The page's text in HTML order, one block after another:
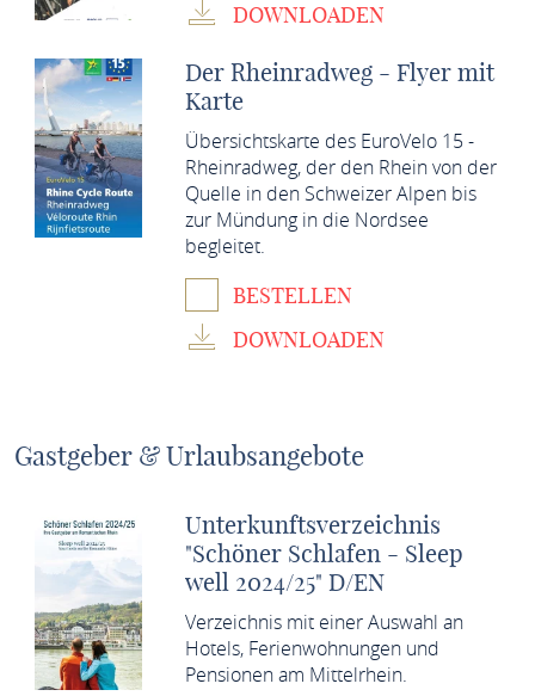
DOWNLOADEN
Der Rheinradweg - Flyer mit
Karte
Übersichtskarte des EuroVelo 15 -
Rheinradweg, der den Rhein von der
Quelle in den Schweizer Alpen bis
zur Mündung in die Nordsee
begleitet.
BESTELLEN
DOWNLOADEN
Gastgeber & Urlaubsangebote
Unterkunftsverzeichnis
"Schöner Schlafen - Sleep
well 2024/25" D/EN
Verzeichnis mit einer Auswahl an
Hotels, Ferienwohnungen und
Pensionen am Mittelrhein.